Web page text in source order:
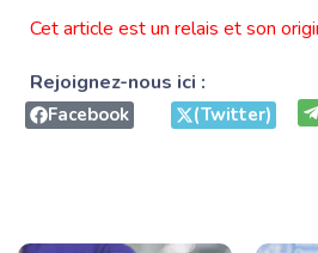
Cet article est un relais et son
Rejoignez-nous ici :
Facebook (Twitter)